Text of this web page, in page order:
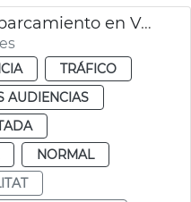
Señalización zonas aparcamiento en València para las Fallas 2026
TRÁFICO
AUDIENCIAS
NORMAL